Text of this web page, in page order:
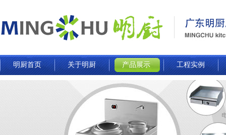
明厨首页 关于明厨 产品展示 工程实例